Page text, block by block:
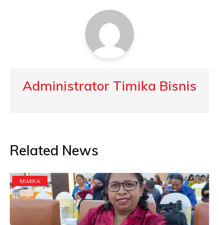
Administrator Timika Bisnis
Related News
MIMIKA